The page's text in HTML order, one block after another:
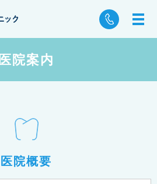
医院案内
医院概要